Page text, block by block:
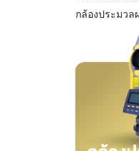
กล้องประมวล